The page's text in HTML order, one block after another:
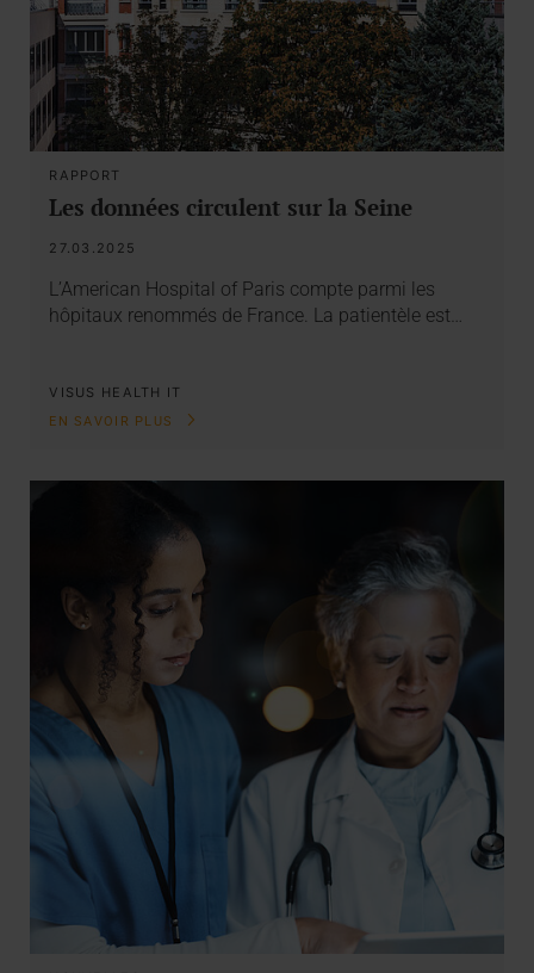
RAPPORT
Les données circulent sur la Seine
27.03.2025
L’American Hospital of Paris compte parmi les
hôpitaux renommés de France. La patientèle est…
VISUS HEALTH IT
EN SAVOIR PLUS